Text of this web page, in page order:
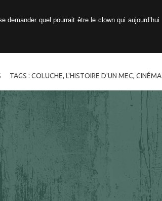
quel pourrait être le clown qui aujourd’hui
TAGS : COLUCHE, L'HISTOIRE D'UN MEC, CINÉMA